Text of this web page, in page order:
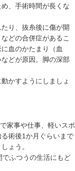
、手術時間が長くな
り、抜糸後に傷が開
などの合併症があるこ
血のかたまり（血
どが原因。脚の深部
かすようにしましょ
家事や仕事、軽いスポ
術後1か月ぐらいまで
ょう。
ふつうの生活にもど